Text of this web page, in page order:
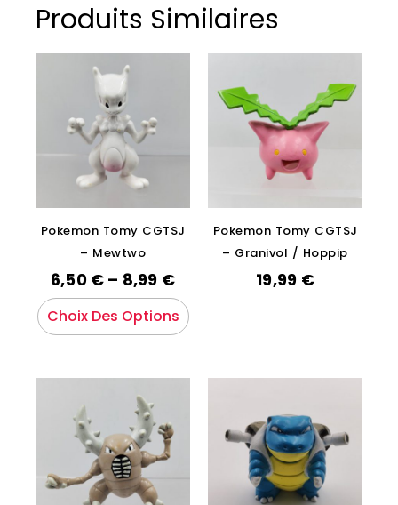
Produits Similaires
Pokemon Tomy CGTSJ
– Mewtwo
6,50 € – 8,99 €
Choix Des Options
Pokemon Tomy CGTSJ
– Granivol / Hoppip
19,99 €